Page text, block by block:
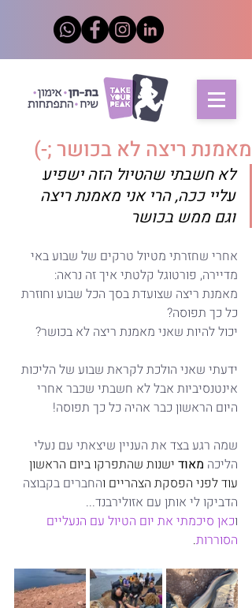
מאמנת ריצה לא בכושר ;-)
לא חשבתי שהטיול הזה ישפיע
עליי ככה, הרי אני מאמנת ריצה
וגם ממש בכושר
אחרי שחזרתי מטיול טרקים של שבוע באי
מדיירה, פורטוגל קלטתי איך זה נראה:
מאמנת ריצה שצועדת בסך הכל שבוע וחוזרת
כל כך תפוסה?
יכול להיות שאני מאמנת ריצה לא בכושר?
ידעתי שאני הולכת לקראת שבוע של הליכות
אינטנסיביות אבל לא חשבתי שכבר אחרי
היום הראשון כבר אהיה כל כך תפוסה!
שמה רגע בצד את העניין שיצאתי עם נעלי
הליכה מאוד ישנות שהתפרקו ביום הראשון
עוד לפני הפסקת הצהריים והחברים בקבוצה
הדביקו לי אותן עם אזולירבנד...
וכאן סיכמתי את יום הטיול עם הנעליים
הסוררות.